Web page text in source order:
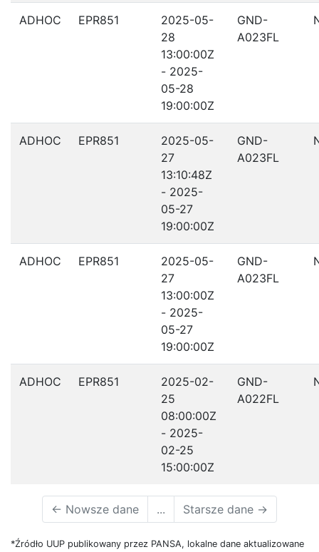
ADHOC EPR851
2025-05-
28
13:00:00Z
- 2025-
05-28
19:00:00Z
GND-
A023FL
ADHOC EPR851
2025-05-
27
13:10:48Z
- 2025-
05-27
19:00:00Z
GND-
A023FL
ADHOC EPR851
2025-05-
27
13:00:00Z
- 2025-
05-27
19:00:00Z
GND-
A023FL
ADHOC EPR851
2025-02-
25
08:00:00Z
- 2025-
02-25
15:00:00Z
GND-
A022FL
← Nowsze dane ... Starsze dane →
*Źródło UUP publikowany przez PANSA, lokalne dane aktualizowane